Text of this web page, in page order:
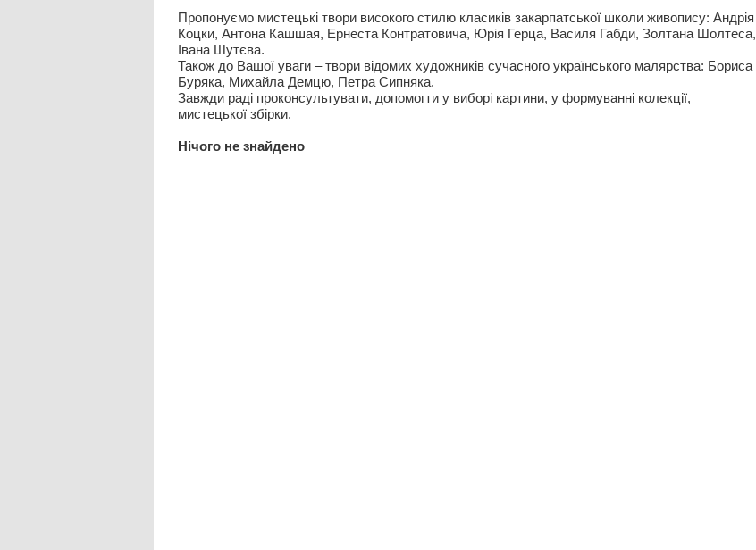
Пропонуємо мистецькі твори високого стилю класиків закарпатської школи живопису: Андрія
Коцки, Антона Кашшая, Ернеста Контратовича, Юрія Герца, Василя Габди, Золтана Шолтеса,
Івана Шутєва.
Також до Вашої уваги – твори відомих художників сучасного українського малярства: Бориса
Буряка, Михайла Демцю, Петра Сипняка.
Завжди раді проконсультувати, допомогти у виборі картини, у формуванні колекції,
мистецької збірки.
Нiчого не знайдено